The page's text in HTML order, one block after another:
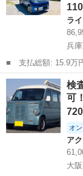
ラ
兵
■ 支払総額: 15.9万円 ■ 車両本体価格： 110,000 円 ■ メーカー
名： ホンダ ■ 車
マートスペシャ
Ｄ ＤＶＤ オ...
兵庫 西宮市
検
可！
オ
ア
大